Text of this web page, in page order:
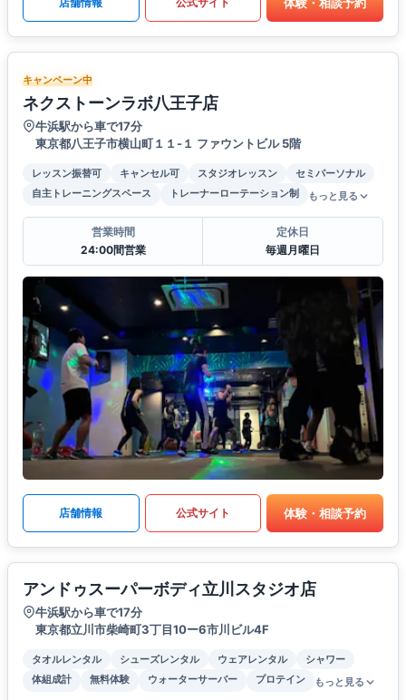
キャンペーン中
ネクストーンラボ八王子店
牛浜駅から車で17分
東京都八王子市横山町１１-１ ファウントビル 5階
レッスン振替可 キャンセル可 スタジオレッスン
セミパーソナル
自主トレーニングスペース
トレーナーローテーション制 もっと見る
営業時間
24:00間営業
定休日
毎週月曜日
店舗情報 公式サイト 体験・相談予約
アンドゥスーパーボディ立川スタジオ店
牛浜駅から車で17分
東京都立川市柴崎町3丁目10ー6市川ビル4F
タオルレンタル シューズレンタル ウェアレンタル
シャワー
体組成計
無料体験 ウォーターサーバー プロテイン もっと見る